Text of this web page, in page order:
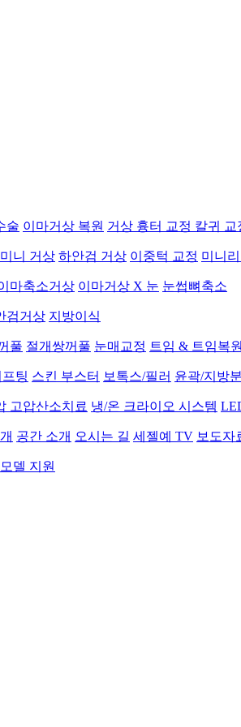
술 이마거상 복원 거상 흉터 교정 칼귀 교
미니 거상 하안검 거상 이중턱 교정 미니
마축소거상 이마거상 X 눈 눈썹뼈축소
검거상 지방이식
풀 절개쌍꺼풀 눈매교정 트임 & 트임복원
팅 스킨 부스터 보톡스/필러 윤곽/지방
고압산소치료 냉/온 크라이오 시스템
공간 소개 오시는 길 세젤예 TV 보도자
델 지원